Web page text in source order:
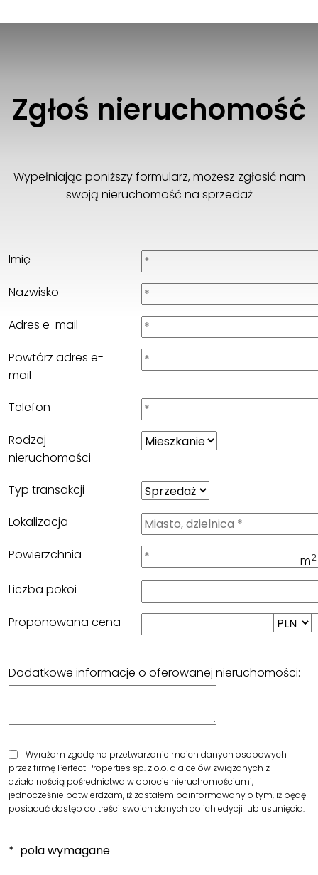
Zgłoś nieruchomość
Wypełniając poniższy formularz, możesz zgłosić nam
swoją nieruchomość na sprzedaż
Imię
Nazwisko
Adres e-mail
Powtórz adres e-
mail
Telefon
Rodzaj
nieruchomości
Typ transakcji
Lokalizacja
Powierzchnia
m2
Liczba pokoi
Proponowana cena
Dodatkowe informacje o oferowanej nieruchomości:
Wyrażam zgodę na przetwarzanie moich danych osobowych
przez firmę Perfect Properties sp. z o.o. dla celów związanych z
działalnością pośrednictwa w obrocie nieruchomościami,
jednocześnie potwierdzam, iż zostałem poinformowany o tym, iż będę
posiadać dostęp do treści swoich danych do ich edycji lub usunięcia.
* pola wymagane